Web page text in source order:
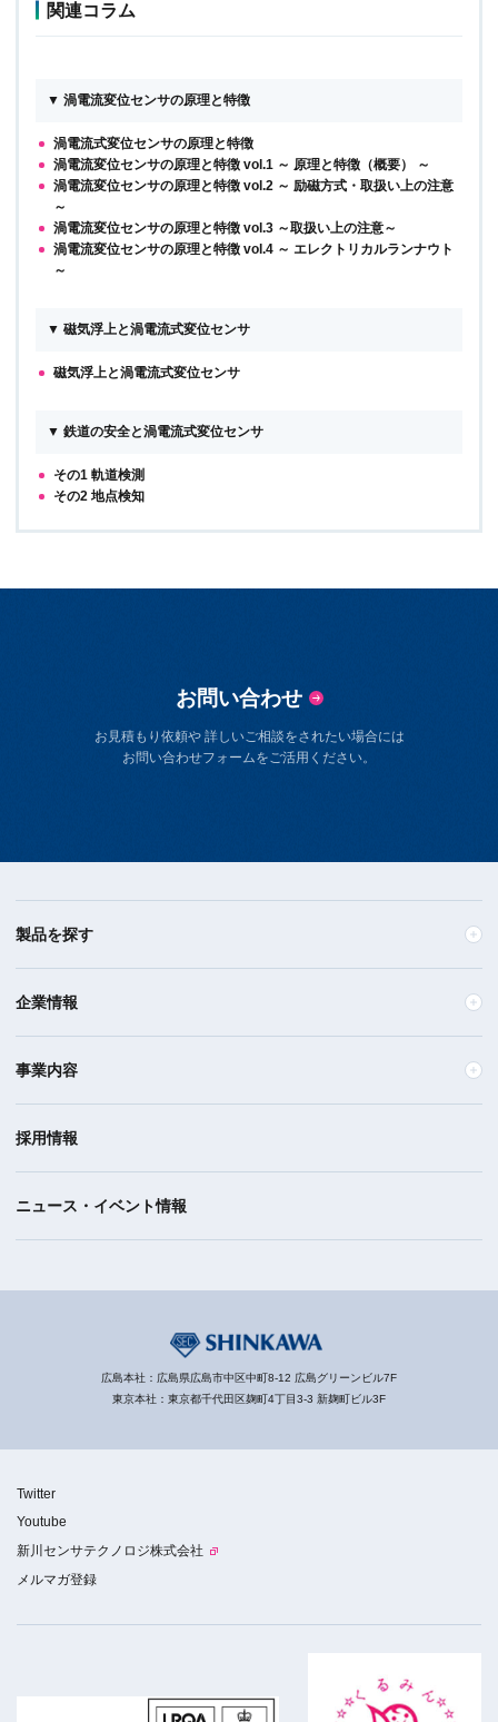
関連コラム
▼ 渦電流変位センサの原理と特徴
渦電流式変位センサの原理と特徴
渦電流変位センサの原理と特徴 vol.1 ～ 原理と特徴（概要） ～
渦電流変位センサの原理と特徴 vol.2 ～ 励磁方式・取扱い上の注意
～
渦電流変位センサの原理と特徴 vol.3 ～取扱い上の注意～
渦電流変位センサの原理と特徴 vol.4 ～ エレクトリカルランナウト
～
▼ 磁気浮上と渦電流式変位センサ
磁気浮上と渦電流式変位センサ
▼ 鉄道の安全と渦電流式変位センサ
その1 軌道検測
その2 地点検知
お問い合わせ
お見積もり依頼や 詳しいご相談をされたい場合には
お問い合わせフォームをご活用ください。
製品を探す
企業情報
事業内容
採用情報
ニュース・イベント情報
広島本社：広島県広島市中区中町8-12 広島グリーンビル7F
東京本社：東京都千代田区麹町4丁目3-3 新麹町ビル3F
Twitter
Youtube
新川センサテクノロジ株式会社
メルマガ登録